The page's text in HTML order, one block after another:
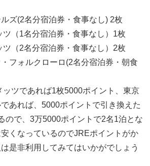
ズ(2名分宿泊券・食事なし) 2枚
（1名分宿泊券・食事なし）1枚
（2名分宿泊券・食事なし）2枚
フォルクローロ(2名分宿泊券・朝食
ツであれば1枚5000ポイント、東京
あれば、5000ポイントで引き換えた
ので、3万5000ポイントで2名1泊とな
くなっているのでJREポイントがか
是非利用してみてはいかがでしょう